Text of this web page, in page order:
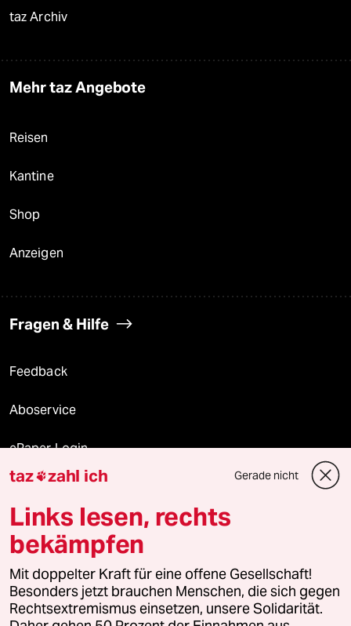
taz Archiv
Mehr taz Angebote
Reisen
Kantine
Shop
Anzeigen
Fragen & Hilfe
Feedback
Aboservice
ePaper Login
Downloads für Abonnierende
© 2026 taz Verlags und Vertriebs GmbH
Alle Rechte vorbehalten. Bei rechtlichen Fragen oder für Genehmigungen
wenden Sie sich bitte an
lizenzen@taz.de
taz zahl ich Gerade nicht
Links lesen, rechts
bekämpfen
Mit doppelter Kraft für eine offene Gesellschaft!
Besonders jetzt brauchen Menschen, die sich gegen
Rechtsextremismus einsetzen, unsere Solidarität.